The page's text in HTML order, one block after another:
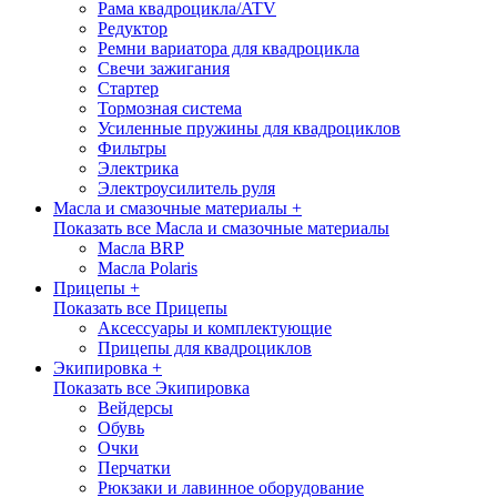
Рама квадроцикла/ATV
Редуктор
Ремни вариатора для квадроцикла
Свечи зажигания
Стартер
Тормозная система
Усиленные пружины для квадроциклов
Фильтры
Электрика
Электроусилитель руля
Масла и смазочные материалы +
Показать все Масла и смазочные материалы
Масла BRP
Масла Polaris
Прицепы +
Показать все Прицепы
Аксессуары и комплектующие
Прицепы для квадроциклов
Экипировка +
Показать все Экипировка
Вейдерсы
Обувь
Очки
Перчатки
Рюкзаки и лавинное оборудование